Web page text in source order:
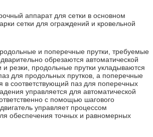
аппарат для сетки в основном
сетки для ограждений и кровельной
и поперечные прутки, требуемые
обрезаются автоматической
резки, продольные прутки укладываются
для продольных прутков, а поперечные
в соответствующий паз для поперечных
управляется для автоматической
с помощью шагового
управляет процессом
обеспечения точных и равномерных